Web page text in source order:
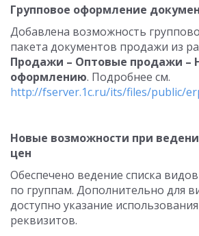
Групповое оформление
Добавлена возможность
пакета документов продажи из
Продажи – Оптовые продажи –
оформлению. Подробнее см.
http://fserver.1c.ru/its/files/public/
Новые возможности при
цен
Обеспечено ведение списка
по группам. Дополнительно для
доступно указание
реквизитов.